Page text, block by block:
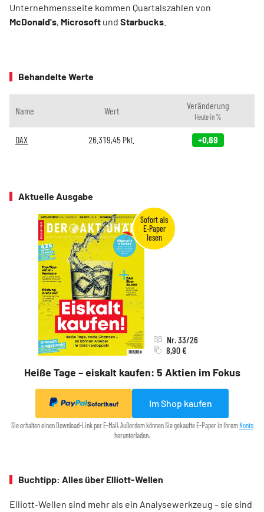
Unternehmensseite kommen Quartalszahlen von
McDonald's, Microsoft und Starbucks
Behandelte Werte
Name Wert Veränderung
Heute in %
DAX 26.319,45 Pkt. +0,69
Aktuelle Ausgabe
Heiße Tage – eiskalt kaufen: 5 Aktien im Fokus
Nr. 33/26
8,90 €
Sofortkauf Im Shop kaufen
Sie erhalten einen Download-Link per E-Mail. Außerdem können Sie gekaufte E-Paper in Ihrem Konto
herunterladen.
Buchtipp: Alles über Elliott-Wellen
Elliott-Wellen sind mehr als ein Analysewerkzeug – sie sind